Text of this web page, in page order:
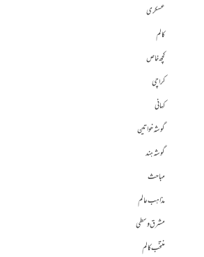
عسکری
کالم
کچھ خاص
کراچی
کہانی
گوشہ خواتین
گوشہ ہند
مباحث
مذاہب عالم
مشرق وسطی
منتخب کالم